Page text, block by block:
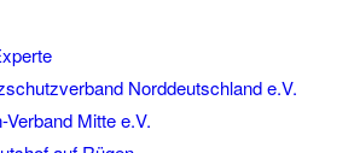
Norddeutschland e.V.
Mitte e.V.